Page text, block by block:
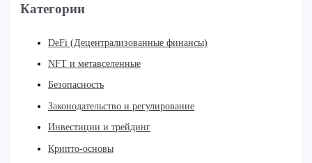
Категории
DeFi (Децентрализованные финансы)
NFT и метавселенные
Безопасность
Законодательство и регулирование
Инвестиции и трейдинг
Крипто-основы